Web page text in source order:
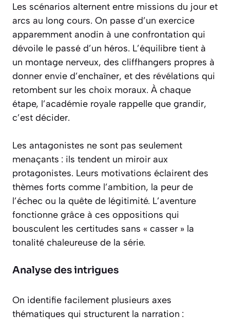
Les scénarios alternent entre missions du jour et
arcs au long cours. On passe d’un exercice
apparemment anodin à une confrontation qui
dévoile le passé d’un héros. L’équilibre tient à
un montage nerveux, des cliffhangers propres à
donner envie d’enchaîner, et des révélations qui
retombent sur les choix moraux. À chaque
étape, l’académie royale rappelle que grandir,
c’est décider.
Les antagonistes ne sont pas seulement
menaçants : ils tendent un miroir aux
protagonistes. Leurs motivations éclairent des
thèmes forts comme l’ambition, la peur de
l’échec ou la quête de légitimité. L’aventure
fonctionne grâce à ces oppositions qui
bousculent les certitudes sans « casser » la
tonalité chaleureuse de la série.
Analyse des intrigues
On identifie facilement plusieurs axes
thématiques qui structurent la narration :